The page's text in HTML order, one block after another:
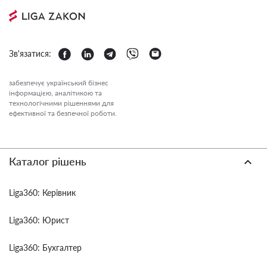
Зв'язатися:
забезпечує український бізнес
інформацією, аналітикою та
технологічними рішеннями для
ефективної та безпечної роботи.
Каталог рішень
Liga360: Керівник
Liga360: Юрист
Liga360: Бухгалтер